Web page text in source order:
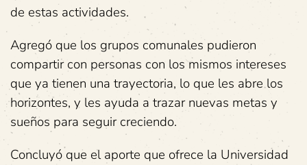
de estas actividades.
Agregó que los grupos comunales pudieron
compartir con personas con los mismos intereses
que ya tienen una trayectoria, lo que les abre los
horizontes, y les ayuda a trazar nuevas metas y
sueños para seguir creciendo.
Concluyó que el aporte que ofrece la Universidad